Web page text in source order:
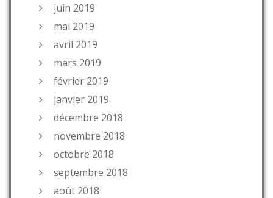
juin 2019
mai 2019
avril 2019
mars 2019
février 2019
janvier 2019
décembre 2018
novembre 2018
octobre 2018
septembre 2018
août 2018